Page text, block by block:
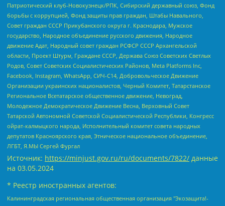
Патриотический клуб-Новокузнецк/РПК, Сибирский державный союз, Фонд
борьбы с коррупцией, Фонд защиты прав граждан, Штабы Навального,
Совет граждан СССР Прикубанского округа г. Краснодара, Мужское
государство, Народное объединение русского движения, Народное
движение Адат, Народный совет граждан РСФСР СССР Архангельской
области, Проект Штурм, Граждане СССР, Держава Союз Советских Светлых
Родов, Совет Советских Социалистических Районов, Meta Platforms Inc,
Facebook, Instagram, WhatsApp, СИЧ-С14, Добровольческое Движение
Организации украинских националистов, Черный Комитет, Татарстанское
Региональное Всетатарское общественное движение, Невоград,
Молодежное Демократическое Движение Весна, Верховный Совет
Татарской Автономной Советской Социалистической Республики, Конгресс
ойрат-калмыцкого народа, Исполнительный комитет совета народных
депутатов Красноярского края, Этническое национальное объединение,
ЛГБТ, Я.МЫ Сергей Фургал
Источник: https://minjust.gov.ru/ru/documents/7822/ данные
на 03.05.2024
* Реестр иностранных агентов:
Калининградская региональная общественная организация "Экозащита!-Женсовет", Фонд содействия защите прав и свобод граждан "Общественный вердикт", Фонд "Институт Развития Свободы Информации", Частное учреждение "Информационное агентство МЕМО. РУ", Региональная общественная организация "Общественная комиссия по сохранению наследия академика Сахарова", Фонд поддержки свободы прессы, Санкт-Петербургская общественная правозащитная организация "Гражданский контроль", Межрегиональная общественная организация "Информационно-просветительский центр "Мемориал", Региональный Фонд "Центр Защиты Прав Средств Массовой Информации", с 05.12.2023 Фонд "Центр Защиты Прав Средств массовой информации", Региональная общественная благотворительная организация помощи беженцам и мигрантам "Гражданское содействие", Негосударственное образовательное учреждение дополнительного профессионального образования (повышение квалификации) специалистов "АКАДЕМИЯ ПО ПРАВАМ ЧЕЛОВЕКА", Свердловская региональная общественная организация "Сутяжник", Автономная некоммерческая организация "Центр независимых социологических исследований", Союз общественных объединений "Российский исследовательский центр по правам человека", Региональное общественное учреждение научно-информационный центр "МЕМОРИАЛ", Некоммерческая организация "Фонд защиты гласности", Автономная некоммерческая организация "Институт прав человека", Городская общественная организация "Екатеринбургское общество "МЕМОРИАЛ", Городская общественная организация "Рязанское историко-просветительское и правозащитное общество "Мемориал" (Рязанский Мемориал), Челябинский региональный орган общественной самодеятельности – женское общественное объединение "Женщины Евразии", Челябинский региональный орган общественной самодеятельности "Уральская правозащитная группа", Фонд содействия защите здоровья и социальной справедливости имени Андрея Рылькова, Автономная Некоммерческая Организация "Аналитический Центр Юрия Левады", Автономная некоммерческая организация социальной поддержки населения "Проект Апрель", Региональная общественная организация помощи женщинам и детям, находящимся в кризисной ситуации "Информационно-методический центр "Анна", Фонд содействия развитию массовых коммуникаций и правовому просвещению "Так-так-Так", Фонд содействия устойчивому развитию "Серебряная тайга", Свердловский региональный общественный фонд социальных проектов "Новое время", "Idel.Реалии", Кавказ.Реалии, Крым.Реалии, Телеканал Настоящее Время, Татаро-башкирская служба Радио Свобода (Azatliq Radiosi), Радио Свободная Европа/Радио Свобода (PCE/PC), "Сибирь.Реалии", "Фактограф", Благотворительный фонд помощи осужденным и их семьям, Автономная некоммерческая организация "Институт глобализации и социальных движений", Фонд "В защиту прав заключенных", Частное учреждение "Центр поддержки и содействия развитию средств массовой информации", Пензенский региональный общественный благотворительный фонд "Гражданский союз", "Север.Реалии", Некоммерческая организация Фонд "Правовая инициатива", Общество с ограниченной ответственностью "Радио Свободная Европа/Радио Свобода", Чешское информационное агентство "MEDIUM-ORIENT", Красноярская региональная общественная организация "Мы против СПИДа", Камалягин Денис Николаевич, Маркелов Сергей Евгеньевич, Пономарев Лев Александрович, Савицкая Людмила Алексеевна, Автономная некоммерческая организация "Центр по работе с проблемой насилия "НАСИЛИЮ.НЕТ", Межрегиональный профессиональный союз работников здравоохранения "Альянс врачей", Юридическое лицо, зарегистрированное в Латвийской Республике, SIA "Medusa Project" (регистрационный номер 40103797863, дата регистрации 10.06.2014), Некоммерческая организация "Фонд по борьбе с коррупцией", Автономная некоммерческая организация "Институт права и публичной политики", Баданин Роман Сергеевич, Гликин Максим Александрович, Железнова Мария Михайловна, Лукьянова Юлия Сергеевна, Маетная Елизавета Витальевна, Маняхин Петр Борисович, Чуракова Ольга Владимировна, Ярош Юлия Петровна, Юридическое лицо "The Insider SIA", зарегистрированное в Риге, Латвийская Республика (дата регистрации 26.06.2015), являющееся администратором доменного имени интернет-издания "The Insider SIA", https://theins.ru, Постернак Алексей Евгеньевич, Рубин Михаил Аркадьевич, Анин Роман Александрович, Юридическое лицо Istories fonds, зарегистрированное в Латвийской Республике (регистрационный номер 50008295751, дата регистрации 24.02.2020), Великовский Дмитрий Александрович, Долинина Ирина Николаевна, Мароховская Алеся Алексеевна, Шлейнов Роман Юрьевич, Шмагун Олеся Валентиновна, Общество с ограниченной ответственностью "Альтаир 2021", Общество с ограниченной ответственностью "Вега 2021", Общество с ограниченной ответственностью "Главный редактор 2021", Общество с ограниченной ответственностью "Ромашки монолит", Важенков Артем Валерьевич, Ивановская областная общественная организация "Центр гендерных исследований", Гурман Юрий Альбертович, Медиапроект "ОВД-Инфо", Егоров Владимир Владимирович, Жилинский Владимир Александрович, Общество с ограниченной ответственностью "ЗП", Иванова София Юрьевна, Карезина Инна Павловна, Кильтау Екатерина Викторовна, Петров Алексей Викторович, Пискунов Сергей Евгеньевич, Смирнов Сергей Сергеевич, Тихонов Михаил Сергеевич, Общество с ограниченной ответственностью "ЖУРНАЛИСТ-ИНОСТРАННЫЙ АГЕНТ", Арапова Галина Юрьевна, Вольтская Татьяна Анатольевна, Американская компания "Mason G.E.S. Anonymous Foundation" (США), являющаяся владельцем интернет-издания https://mnews.world/, Компания "Stichting Bellingcat", зарегистрированная в Нидерландах (дата регистрации 11.07.2018), Захаров Андрей Вячеславович, Клепиковская Екатерина Дмитриевна, Общество с ограниченной ответственностью "МЕМО", Перл Роман Александрович, Симонов Евгений Алексеевич, Соловьева Елена Анатольевна, Сотников Даниил Владимирович, Сурначева Елизавета Дмитриевна, Автономная некоммерческая организация по защите прав человека и информированию населения "Якутия – Наше Мнение", Общество с ограниченной ответственностью "Москоу диджитал медиа", с 26.01.2023 Общество с ограниченной ответственностью "Чайка Белые сады", Ветошкина Валерия Валерьевна, Заговора Максим Александрович, Межрегиональное общественное движение "Российская ЛГБТ - сеть", Оленичев Максим Владимирович, Павлов Иван Юрьевич, Скворцова Елена Сергеевна, Общество с ограниченной ответственностью "Как бы инагент", Кочетков Игорь Викторович, Общество с ограниченной ответственностью "Честные выборы", Еланчик Олег Александрович, Общество с ограниченной ответственностью "Нобелевский призыв", Гималова Регина Эмилевна, Григорьев Андрей Валерьевич, Григорьева Алина Александровна, Ассоциация по содействию защите прав призывников, альтернативнослужащих и военнослужащих "Правозащитная группа "Гражданин.Армия.Право", Хисамова Регина Фаритовна, Автономная некоммерческая организация по реализации социально-правовых программ "Лилит", Дальневосточное общественное движение "Маяк", Санкт-Петербургская ЛГБТ-инициативная группа "Выход", Инициативная группа ЛГБТ+ "Реверс", Алексеев Андрей Викторович, Бекбулатова Таисия Львовна, Беляев Иван Михайлович, Владыкина Елена Сергеевна, Гельман Марат Александрович, Никульшина Вероника Юрьевна, Толоконникова Надежда Андреевна, Шендерович Виктор Анатольевич, Общество с ограниченной ответственностью "Данное сообщение", Общество с ограниченной ответственностью Издательский дом "Новая глава", Айнбиндер Александра Александровна, Московский комьюнити-центр для ЛГБТ+инициатив, Благотворительный фонд развития филантропии, Deutsche Welle (Германия, Kurt-Schumacher-Strasse 3, 53113 Bonn), Борзунова Мария Михайловна, Воробьев Виктор Викторович, Голубева Анна Львовна, Константинова Алла Михайловна, Малкова Ирина Владимировна, Мурадов Мурад Абдулгалимович, Осетинская Елизавета Николаевна, Понасенков Евгений Николаевич, Ганапольский Матвей Юрьевич, Киселев Евгений Алексеевич, Борухович Ирина Григорьевна, Дремин Иван Тимофеевич, Дубровский Дмитрий Викторович, Красноярская региональная общественная организация поддержки и развития альтернативных образовательных технологий и межкультурных коммуникаций "ИНТЕРРА", Маяковская Екатерина Алексеевна, Фейгин Марк Захарович, Филимонов Андрей Викторович, Дзугкоева Регина Николаевна, Доброхотов Роман Александрович, Дудь Юрий Александрович, Елкин Сергей Владимирович, Кругликов Кирилл Игоревич, Сабунаева Мария Леонидовна, Семенов Алексей Владимирович, Шаинян Карен Багратович, Шульман Екатерина Михайловна, Асафьев Артур Валерьевич, Вахштайн Виктор Семенович, Венедиктов Алексей Алексеевич, Лушникова Екатерина Евгеньевна, Волков Леонид Михайлович, Невзоров Александр Глебович, Пархоменко Сергей Борисович, Сироткин Ярослав Николаевич, Кара-Мурза Владимир Владимирович, Баранова Наталья Владимировна, Гозман Леонид Яковлевич, Кагарлицкий Борис Юльевич, Климарев Михаил Валерьевич, Милов Владимир Станиславович, Автономная некоммерческая организация Краснодарский центр современного искусства "Типография", Моргенштерн Алишер Тагирович, Соболь Любовь Эдуардовна, Общество с ограниченной ответственностью "ЛИЗА НОРМ", Каспаров Гарри Кимович, Ходорковский Михаил Борисович, Общество с ограниченной ответственностью "Апрельские тезисы", Данилович Ирина Брониславовна, Кашин Олег Владимирович, Петров Николай Владимирович, Пивоваров Алексей Владимирович, Соколов Михаил Владимирович, Цветкова Юлия Владимировна, Чичваркин Евгений Александрович, Комитет против пыток/Команда против пыток, Общество с ограниченной ответственностью "Первый научный", Общество с ограниченной ответственностью "Вертолет и ко", Белоцерковская Вероника Борисовна, Кац Максим Евгеньевич, Лазарева Татьяна Юрьевна, Шаведдинов Руслан Табризович, Яшин Илья Валерьевич, Общество с ограниченной ответственностью "Иноагент ААВ", Алешковский Дмитрий Петрович, Альбац Евгения Марковна, Быков Дмитрий Львович, Галямина Юлия Евгеньевна, Лойко Сергей Леонидович, Мартынов Кирилл Константинович, Медведев Сергей Александрович, Крашенинников Федор Геннадиевич, Гордеева Катерина Вл